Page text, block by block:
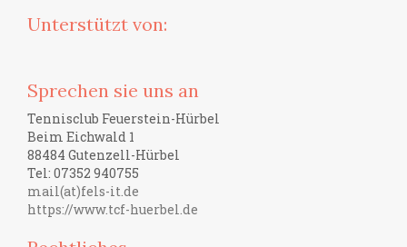
Unterstützt von:
Sprechen sie uns an
Tennisclub Feuerstein-Hürbel
Beim Eichwald 1
88484 Gutenzell-Hürbel
Tel: 07352 940755
mail(at)fels-it.de
https://www.tcf-huerbel.de